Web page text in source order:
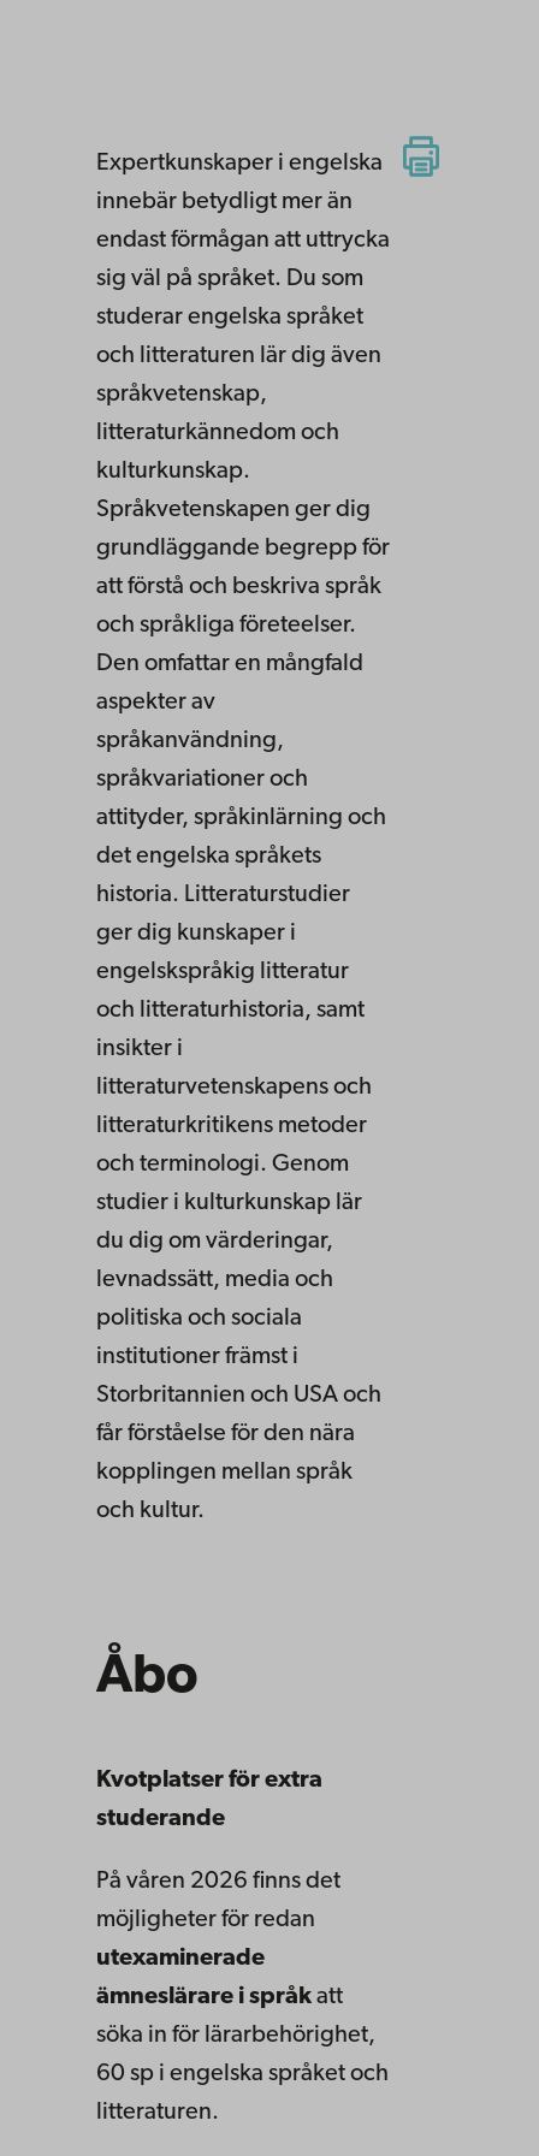
Expertkunskaper i engelska
innebär betydligt mer än
endast förmågan att uttrycka
sig väl på språket. Du som
studerar engelska språket
och litteraturen lär dig även
språkvetenskap,
litteraturkännedom och
kulturkunskap.
Språkvetenskapen ger dig
grundläggande begrepp för
att förstå och beskriva språk
och språkliga företeelser.
Den omfattar en mångfald
aspekter av
språkanvändning,
språkvariationer och
attityder, språkinlärning och
det engelska språkets
historia. Litteraturstudier
ger dig kunskaper i
engelskspråkig litteratur
och litteraturhistoria, samt
insikter i
litteraturvetenskapens och
litteraturkritikens metoder
och terminologi. Genom
studier i kulturkunskap lär
du dig om värderingar,
levnadssätt, media och
politiska och sociala
institutioner främst i
Storbritannien och USA och
får förståelse för den nära
kopplingen mellan språk
och kultur.
Åbo
Kvotplatser för extra
studerande
På våren 2026 finns det
möjligheter för redan
utexaminerade
ämneslärare i språk att
söka in för lärarbehörighet,
60 sp i engelska språket och
litteraturen.